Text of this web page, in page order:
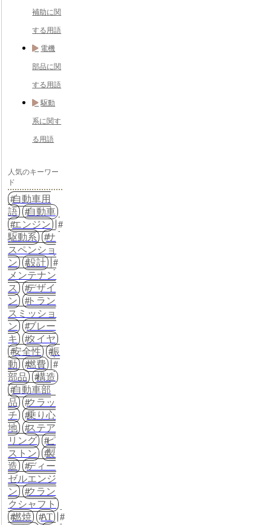
補助に関
する用語
電機
部品に関
する用語
駆動
系に関す
る用語
人気のキーワー
ド
自動車用
語
自動車
エンジン
駆動系
サ
スペンショ
ン
設計
メンテナン
ス
デザイ
ン
トラン
スミッショ
ン
ブレー
キ
タイヤ
安全性
振
動
燃費
部品
構造
自動車部
品
クラッ
チ
乗り心
地
ステア
リング
ピ
ストン
製
造
ディー
ゼルエンジ
ン
クラン
クシャフト
燃焼
AT